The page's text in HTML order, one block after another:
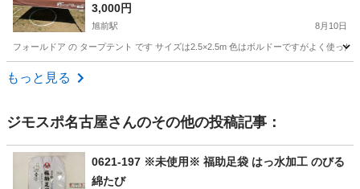
3,000円
旭前駅 8月10日
フォールドア の タープテント です サイズは2.5×2.5m 色はボルドーですがよく使っ
愛知 尾張旭市
もっと見る
ジモスポ名古屋さんのその他の投稿記事：
0621-197 ※未使用※ 福助足袋 はっ水加工 のびる
綿たび